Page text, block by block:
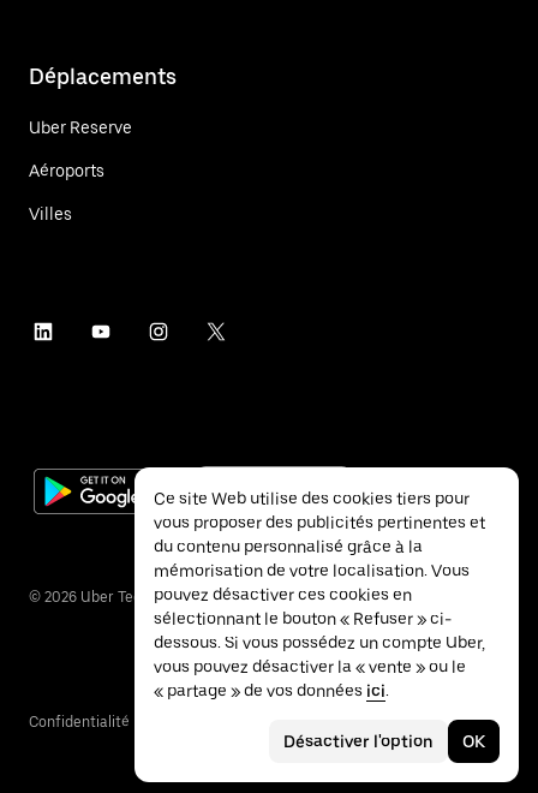
Déplacements
Uber Reserve
Aéroports
Villes
© 2026 Uber Technologies Inc.
Confidentialité
Ce site Web utilise des cookies tiers pour
vous proposer des publicités pertinentes et
du contenu personnalisé grâce à la
mémorisation de votre localisation. Vous
pouvez désactiver ces cookies en
sélectionnant le bouton « Refuser » ci-
dessous. Si vous possédez un compte Uber,
vous pouvez désactiver la « vente » ou le
« partage » de vos données ici.
Désactiver l'option OK